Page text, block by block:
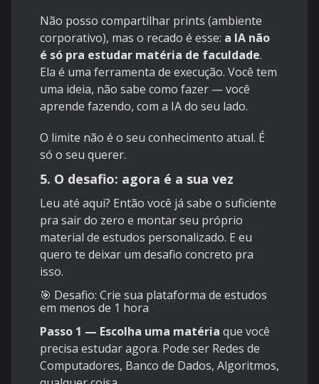
Não posso compartilhar prints (ambiente
corporativo), mas o recado é esse: a IA não
é só pra estudar matéria de faculdade.
Ela é uma ferramenta de execução. Você tem
uma ideia, não sabe como fazer — você
aprende fazendo, com a IA do seu lado.
O limite não é o seu conhecimento atual. É
só o seu querer.
5. O desafio: agora é a sua vez
Leu até aqui? Então você já sabe o suficiente
pra sair do zero e montar seu próprio
material de estudos personalizado. E eu
quero te deixar um desafio concreto pra
isso.
🎯 Desafio: Crie sua plataforma de estudos
em menos de 1 hora
Passo 1 — Escolha uma matéria que você
precisa estudar agora. Pode ser Redes de
Computadores, Banco de Dados, Algoritmos,